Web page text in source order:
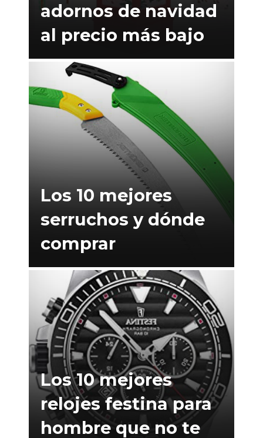
adornos de navidad
al precio más bajo
Los 10 mejores
serruchos y dónde
comprar
Los 10 mejores
relojes festina para
hombre que no te